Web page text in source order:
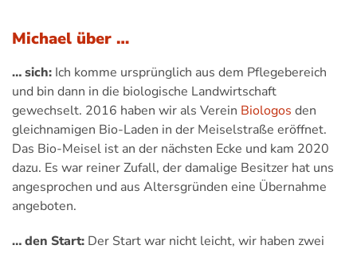
Michael über …
… sich: Ich komme ursprünglich aus dem Pflegebereich
und bin dann in die biologische Landwirtschaft
gewechselt. 2016 haben wir als Verein Biologos den
gleichnamigen Bio-Laden in der Meiselstraße eröffnet.
Das Bio-Meisel ist an der nächsten Ecke und kam 2020
dazu. Es war reiner Zufall, der damalige Besitzer hat uns
angesprochen und aus Altersgründen eine Übernahme
angeboten.
… den Start: Der Start war nicht leicht, wir haben zwei